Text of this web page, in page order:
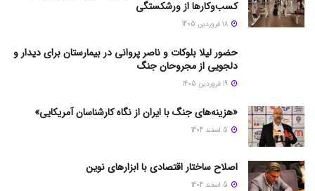
کسب‌وکارها از ورشکستگی
حضور لیلا بلوکات و ناصر پروانی در بیمارستان برای دیدار و
دلجویی از مجروحان جنگ
«هزینه‌های جنگ با ایران از نگاه کارشناسان آمریکایی»
اصلاح ساختار اقتصادی با ابزارهای نوین